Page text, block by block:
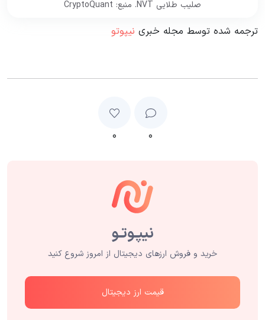
صلیب طلایی NVT. منبع: CryptoQuant
ترجمه شده توسط مجله خبری نیپوتو
۰ ۰
خرید و فروش ارزهای دیجیتال از امروز شروع کنید
قیمت ارز دیجیتال